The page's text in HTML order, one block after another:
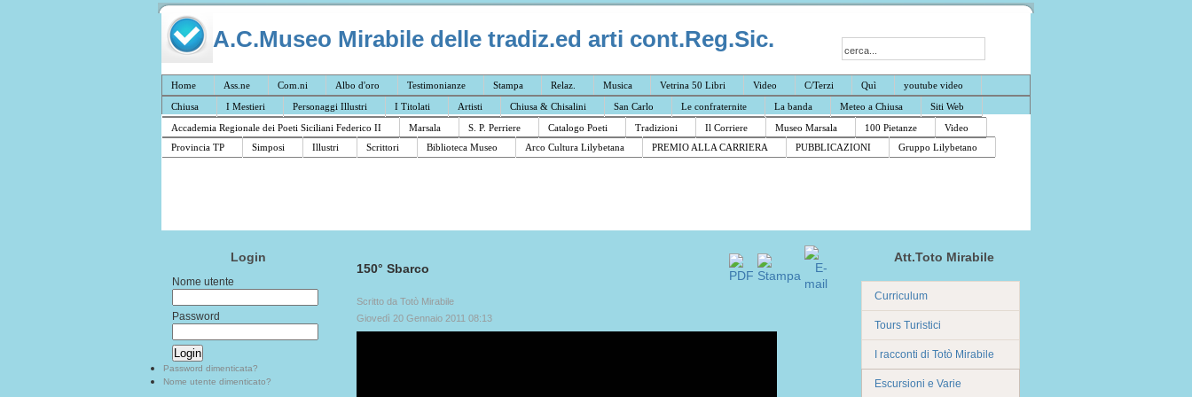
A.C.Museo Mirabile delle tradiz.ed arti cont.Reg.Sic.
Home Ass.ne Com.ni Albo d'oro Testimonianze Stampa Relaz. Musica Vetrina 50 Libri Video C/Terzi Quì
youtube video
Chiusa
I Mestieri Personaggi Illustri I Titolati Artisti Chiusa & Chisalini San Carlo Le confraternite La banda Meteo a Chiusa
Siti Web
Accademia Regionale dei Poeti Siciliani Federico II
Marsala S. P. Perriere Catalogo Poeti Tradizioni Il Corriere Museo Marsala 100 Pietanze
Video
Provincia TP
Simposi Illustri Scrittori Biblioteca Museo Arco Cultura Lilybetana PREMIO ALLA CARRIERA PUBBLICAZIONI Gruppo Lilybetano
Login
Nome utente
Password
Password dimenticata?
Nome utente dimenticato?
150° Sbarco
Scritto da Totò Mirabile
Giovedì 20 Gennaio 2011 08:13
Att.Toto Mirabile
Curriculum
Tours Turistici
I racconti di Totò Mirabile
Escursioni e Varie